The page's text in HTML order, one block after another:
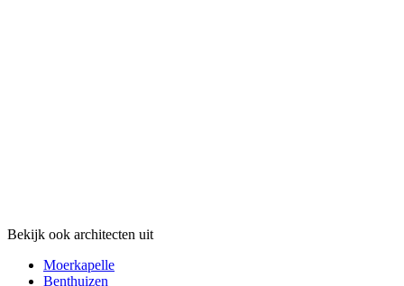
Bekijk ook architecten uit
Moerkapelle
Benthuizen